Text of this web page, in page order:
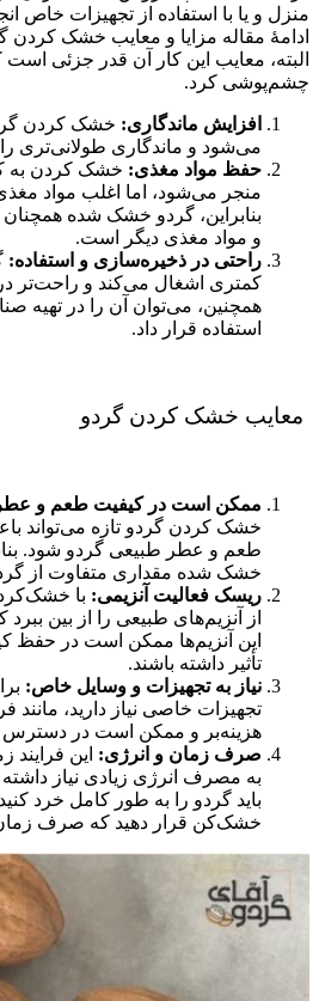
منزل و یا با استفاده از تجهیزات خاص
ادامۀ مقاله مزایا و معایب خشک کردن
البته، معایب این کار آن قدر جزئی
چشم‌پوشی کرد.
افزایش ماندگاری: خشک کردن
می‌شود و ماندگاری طولانی‌تری
حفظ مواد مغذی: خشک کردن به
منجر می‌شود، اما اغلب مواد
بنابراین، گردو خشک شده
و مواد مغذی دیگر است.
راحتی در ذخیره‌سازی و استفاده:
کمتری اشغال می‌کند و راحت‌تر
همچنین، می‌توان آن را در تهیه
استفاده قرار داد.
معایب خشک کردن گردو
ممکن است در کیفیت طعم و عطر
خشک کردن گردو تازه می‌تواند
طعم و عطر طبیعی گردو شود.
خشک شده مقداری متفاوت از
ریسک فعالیت آنزیمی: با
از آنزیم‌های طبیعی را از بین
این آنزیم‌ها ممکن است در حفظ
تأثیر داشته باشند.
نیاز به تجهیزات و وسایل خاص:
تجهیزات خاصی نیاز دارید،
هزینه‌بر و ممکن است در دسترس
صرف زمان و انرژی: این
به مصرف انرژی زیادی نیاز
باید گردو را به طور کامل خرد
خشک‌کن قرار دهید که صرف